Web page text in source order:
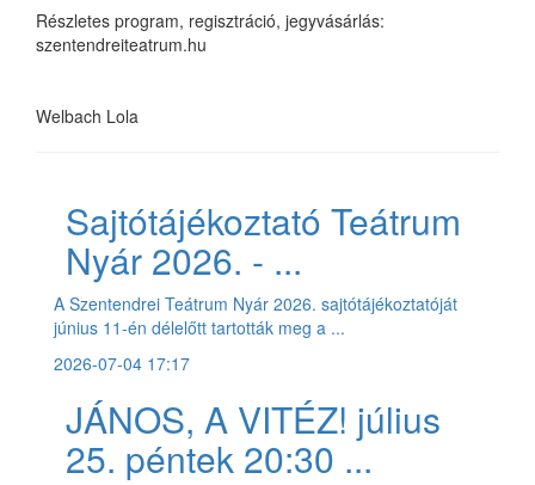
Részletes program, regisztráció, jegyvásárlás:
szentendreiteatrum.hu
Welbach Lola
Sajtótájékoztató Teátrum
Nyár 2026. - ...
A Szentendrei Teátrum Nyár 2026. sajtótájékoztatóját
június 11-én délelőtt tartották meg a ...
2026-07-04 17:17
JÁNOS, A VITÉZ! július
25. péntek 20:30 ...